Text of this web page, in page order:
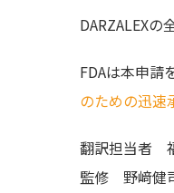
DARZALEXの
FDAは本申請
のための迅速
翻訳担当者
監修 野﨑健